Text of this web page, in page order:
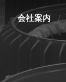
会社案内